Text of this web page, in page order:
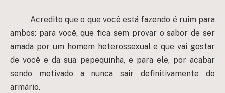
Acredito que o que você está fazendo é ruim para
ambos: para você, que fica sem provar o sabor de ser
amada por um homem heterossexual e que vai gostar
de você e da sua pepequinha, e para ele, por acabar
sendo motivado a nunca sair definitivamente do
armário.